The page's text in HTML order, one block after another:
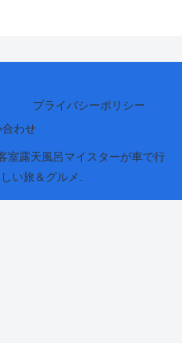
プライバシーポリシー
合わせ
室露天風呂マイスターが車で行
い旅＆グルメ.